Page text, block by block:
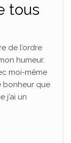
tous
de l’ordre
humeur.
moi-même
bonheur que
j’ai un